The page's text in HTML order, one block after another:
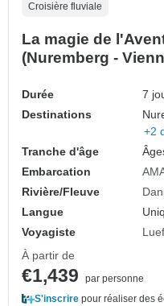
Croisière fluviale
La magie de
(Nuremberg -
Durée
7
Destinations
+2
Tranche d'âge
Embarcation
Rivière/Fleuve
Langue
Voyagiste
À partir de
€1,439
par personne
S'inscrire pour réaliser des